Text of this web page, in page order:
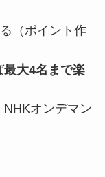
（ポイント作
最大4名まで楽
NHKオンデマン